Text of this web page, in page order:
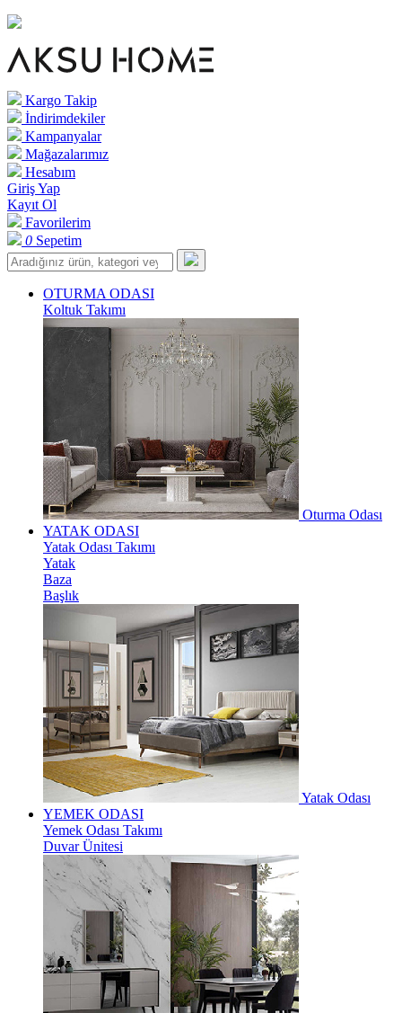
Kargo Takip
İndirimdekiler
Kampanyalar
Mağazalarımız
Hesabım
Giriş Yap
Kayıt Ol
Favorilerim
0 Sepetim
OTURMA ODASI
Koltuk Takımı
Oturma Odası
YATAK ODASI
Yatak Odası Takımı
Yatak
Baza
Başlık
Yatak Odası
YEMEK ODASI
Yemek Odası Takımı
Duvar Ünitesi